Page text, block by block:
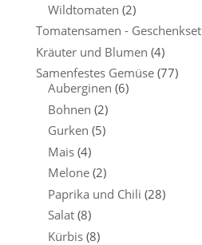
Wildtomaten (2)
Tomatensamen - Geschenkset
Kräuter und Blumen (4)
Samenfestes Gemüse (77)
Auberginen (6)
Bohnen (2)
Gurken (5)
Mais (4)
Melone (2)
Paprika und Chili (28)
Salat (8)
Kürbis (8)